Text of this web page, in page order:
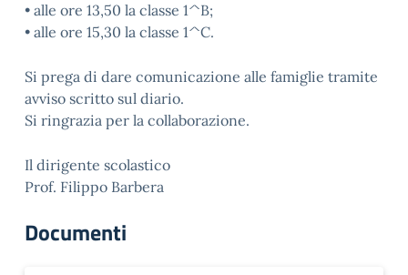
• alle ore 13,50 la classe 1^B;
• alle ore 15,30 la classe 1^C.
Si prega di dare comunicazione alle famiglie tramite
avviso scritto sul diario.
Si ringrazia per la collaborazione.
Il dirigente scolastico
Prof. Filippo Barbera
Documenti